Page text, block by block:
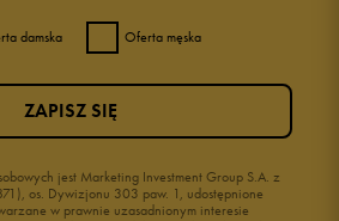
damska Oferta męska
jest Marketing Investment Group S.A. z
os. Dywizjonu 303 paw. 1, udostępnione
w prawnie uzasadnionym interesie
ZAPISZ SIĘ